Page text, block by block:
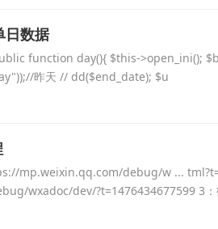
日数据
function day(){ $this->open_ini();
昨天 // dd($end_date); $u
mp.weixin.qq.com/debug/w ...
wxadoc/dev/?t=1476434677599 3